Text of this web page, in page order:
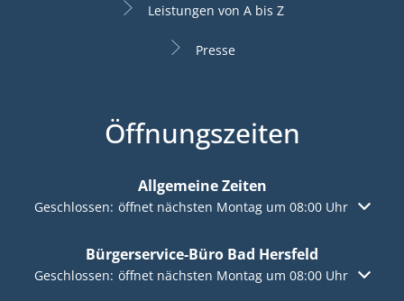
Leistungen von A bis Z
Presse
Öffnungszeiten
Allgemeine Zeiten
Klicken, um weitere Öffnungs- oder Schließzeiten
Geschlossen: öffnet nächsten Montag um 08:00 Uhr
Bürgerservice-Büro Bad Hersfeld
Klicken, um weitere Öffnungs- oder Schließzeiten
Geschlossen: öffnet nächsten Montag um 08:00 Uhr